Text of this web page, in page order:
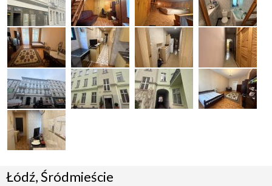
Łódź, Śródmieście